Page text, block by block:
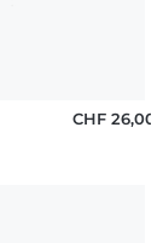
CHF 26,00